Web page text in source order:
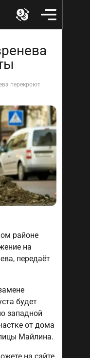
перекроют в Алматы
районе
на
передаёт
будет
западной
от дома
Майлина.